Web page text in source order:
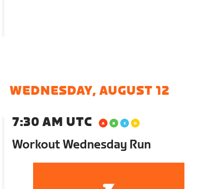
WEDNESDAY, AUGUST 12
7:30 AM UTC
Workout Wednesday Run